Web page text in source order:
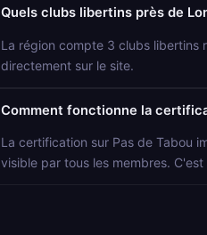
Quels clubs libertins près de
La région compte 3 clubs libertins
directement sur le site.
Comment fonctionne la
La certification sur Pas de Tabou
visible par tous les membres.